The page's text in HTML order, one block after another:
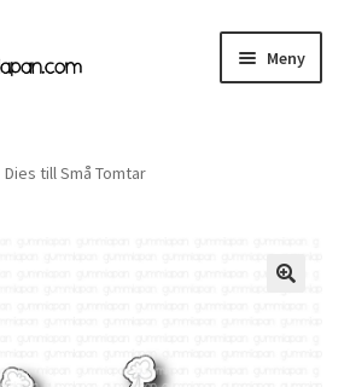
Meny
Dies till Små Tomtar